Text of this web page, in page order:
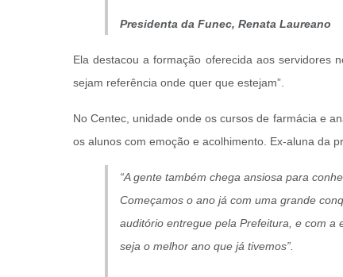
Presidenta da Funec, Renata Laureano
Ela destacou a formação oferecida aos servidores
sejam referência onde quer que estejam”.
No Centec, unidade onde os cursos de farmácia e
os alunos com emoção e acolhimento. Ex-aluna da
“A gente também chega ansiosa para
Começamos o ano já com uma grande
auditório entregue pela Prefeitura, e com a
seja o melhor ano que já tivemos”.